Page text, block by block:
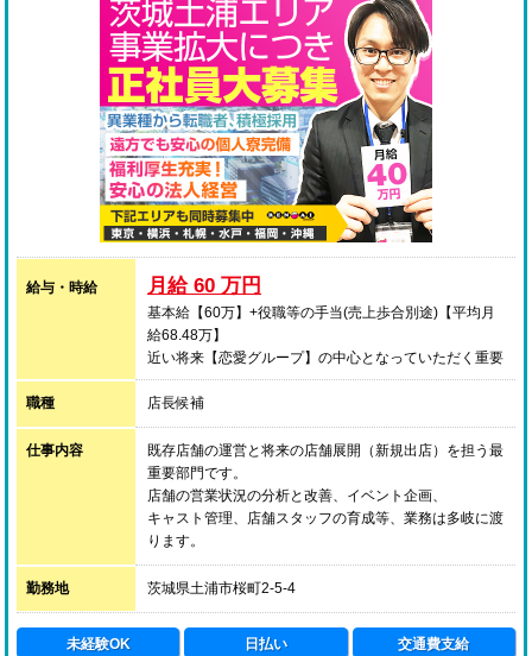
給与・時給 月給 60 万円
基本給【60万】+役職等の手当(売上歩合別途)【平均月
給68.48万】
近い将来【恋愛グループ】の中心となっていただく重要
な人材としてお迎えする為、通常の面接の他に、経営陣
による二次面接を行わせていただきます。
【年収例】
店長 ：【年収 約956万円】(入社5年目)
副店長 ：【年収 約722万円】(入社2年目)
主任 ：【年収 約583万円】(入社2年目)
職種 店長候補
仕事内容
既存店舗の運営と将来の店舗展開（新規出店）を担う最
重要部門です。
店舗の営業状況の分析と改善、イベント企画、
キャスト管理、店舗スタッフの育成等、業務は多岐に渡
ります。
それらの業務をこなしながら、様々な考えを持つスタッ
フをひとつにまとめ、
考えております。
勤務地 茨城県土浦市桜町2-5-4
未経験OK 日払い 交通費支給